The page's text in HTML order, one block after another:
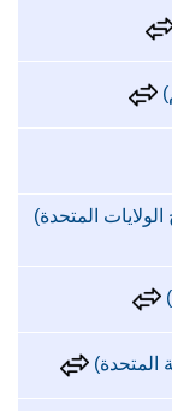
المتحدة)
المتحدة)